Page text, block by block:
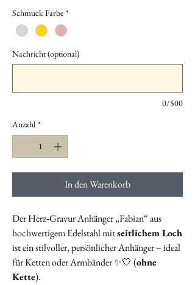
Schmuck Farbe *
Nachricht (optional)
0/500
Anzahl *
In den Warenkorb
Der Herz‑Gravur Anhänger „Fabian“ aus
hochwertigem Edelstahl mitseitlichem Loch
ist ein stilvoller, persönlicher Anhänger – ideal
für Ketten oder Armbänder ✨🤍 (ohne
Kette).